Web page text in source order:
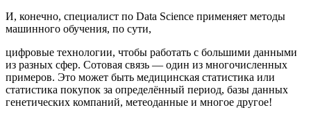
И, конечно, специалист по Data Science применяет методы
машинного обучения, по сути,
цифровые технологии, чтобы работать с большими данными
из разных сфер. Сотовая связь — один из многочисленных
примеров. Это может быть медицинская статистика или
статистика покупок за определённый период, базы данных
генетических компаний, метеоданные и многое другое!